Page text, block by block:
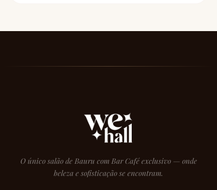
O único salão de Bauru com Bar Café exclusivo — onde
beleza e sofisticação se encontram.